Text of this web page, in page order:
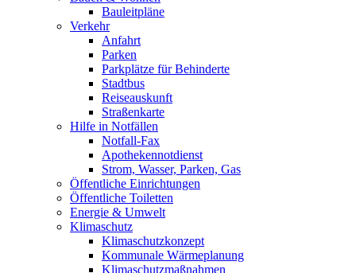
Bauleitpläne
Verkehr
Anfahrt
Parken
Parkplätze für Behinderte
Stadtbus
Reiseauskunft
Straßenkarte
Hilfe in Notfällen
Notfall-Fax
Apothekennotdienst
Strom, Wasser, Parken, Gas
Öffentliche Einrichtungen
Öffentliche Toiletten
Energie & Umwelt
Klimaschutz
Klimaschutzkonzept
Kommunale Wärmeplanung
Klimaschutzmaßnahmen